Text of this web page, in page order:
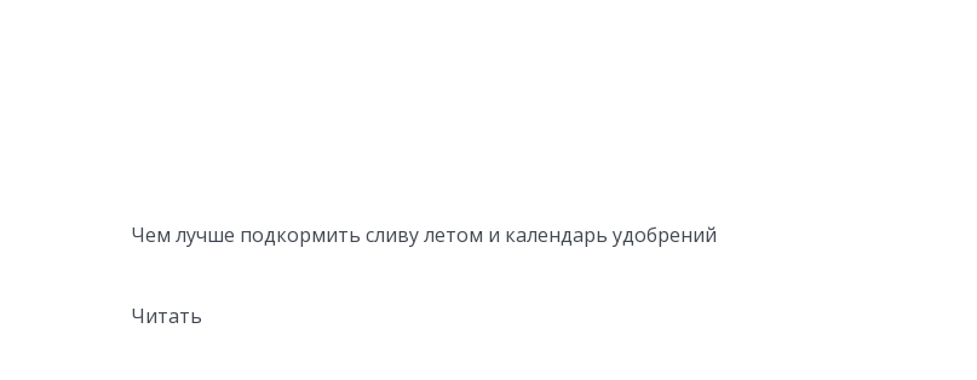
Чем лучше подкормить сливу летом и календарь удобрений
Читать